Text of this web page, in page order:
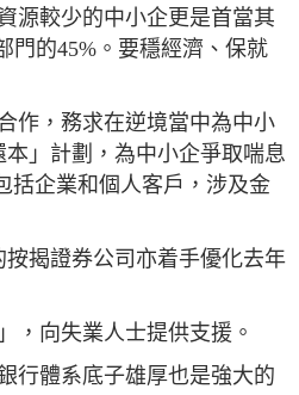
源較少的中小企更是首當其
門的45%。要穩經濟、保就
作，務求在逆境當中為中小
」計劃，為中小企爭取喘息
括企業和個人客戶，涉及金
揭證券公司亦着手優化去年
，向失業人士提供支援。
行體系底子雄厚也是強大的